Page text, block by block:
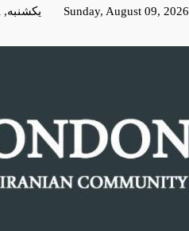
Sunday, August 09, 2026 یکشنبه, ۱۸ مرداد ۱۴۰۵